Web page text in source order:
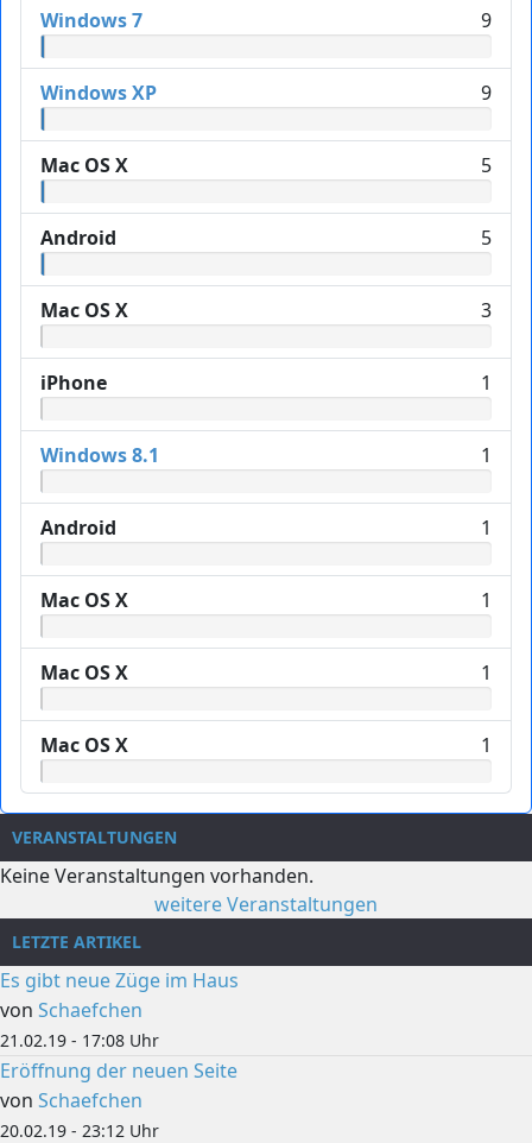
Windows 7 9
Windows XP 9
Mac OS X 5
Android 5
Mac OS X 3
iPhone 1
Windows 8.1 1
Android 1
Mac OS X 1
Mac OS X 1
Mac OS X 1
VERANSTALTUNGEN
Keine Veranstaltungen vorhanden.
weitere Veranstaltungen
LETZTE ARTIKEL
Es gibt neue Züge im Haus
von Schaefchen
21.02.19 - 17:08 Uhr
Eröffnung der neuen Seite
von Schaefchen
20.02.19 - 23:12 Uhr